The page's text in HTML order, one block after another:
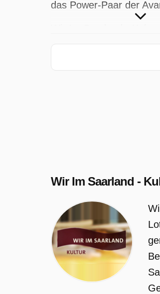
das Power-Paar der
ausgestrahlt am
Wir Im Saarland -